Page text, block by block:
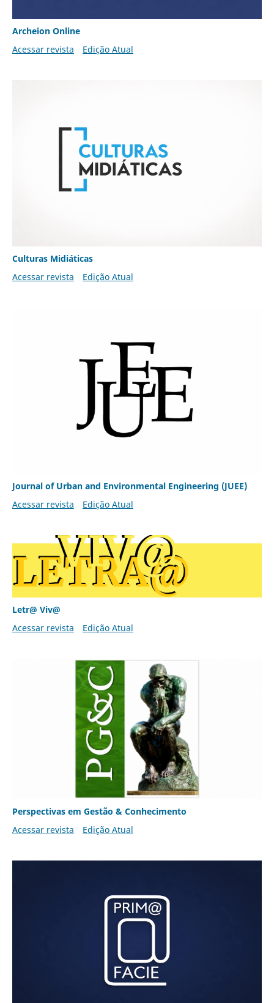
Archeion Online
Acessar revista
Edição Atual
Culturas Midiáticas
Acessar revista
Edição Atual
Journal of Urban and Environmental Engineering (JUEE)
Acessar revista
Edição Atual
Letr@ Viv@
Acessar revista
Edição Atual
Perspectivas em Gestão & Conhecimento
Acessar revista
Edição Atual